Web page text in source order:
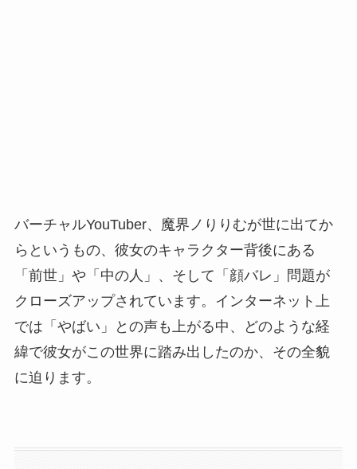
バーチャルYouTuber、魔界ノりりむが世に出てか
らというもの、彼女のキャラクター背後にある
「前世」や「中の人」、そして「顔バレ」問題が
クローズアップされています。インターネット上
では「やばい」との声も上がる中、どのような経
緯で彼女がこの世界に踏み出したのか、その全貌
に迫ります。